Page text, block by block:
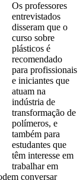
Os professores
entrevistados
disseram que o
curso sobre
plásticos é
recomendado
para profissionais
e iniciantes que
atuam na
indústria de
transformação de
polímeros, e
também para
estudantes que
têm interesse em
trabalhar em
conversar